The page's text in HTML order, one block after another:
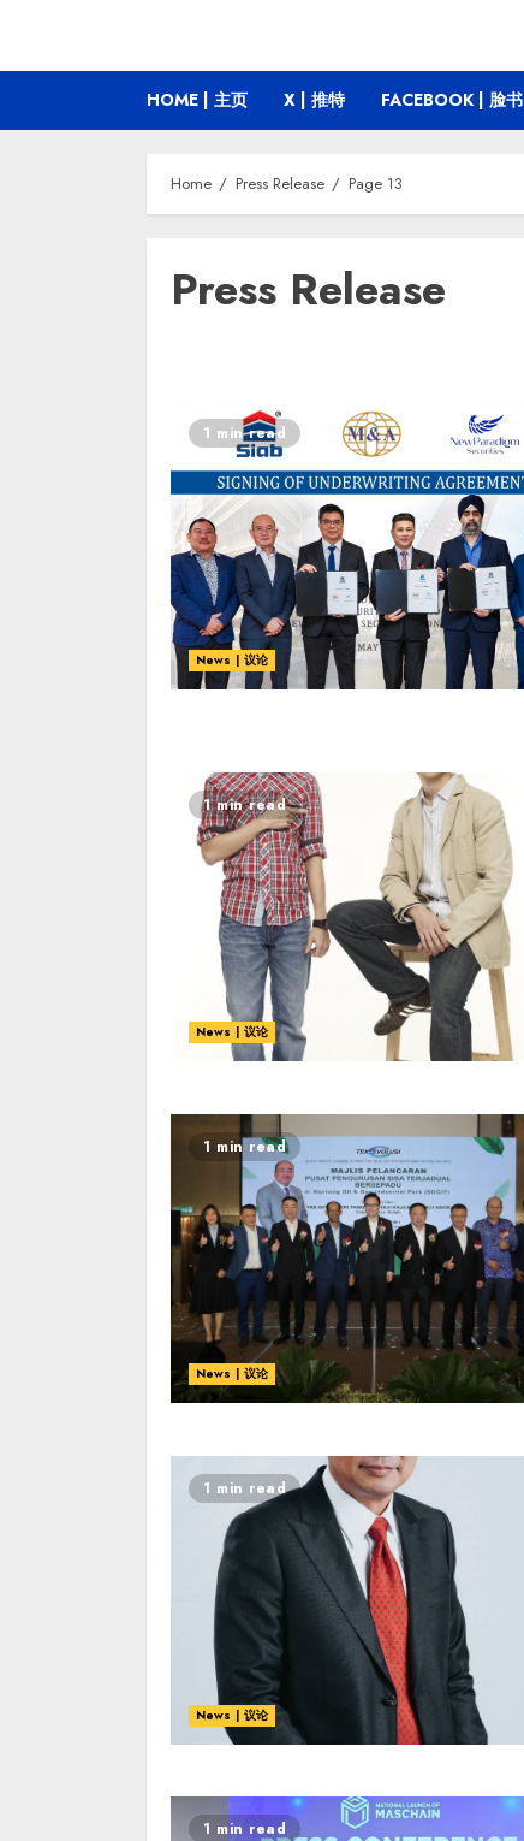
HOME | 主页 X | 推特 FACEBOOK | 脸书
Home Press Release Page 13
Press Release
1 min read
News | 议论
1 min read
News | 议论
1 min read
News | 议论
1 min read
News | 议论
1 min read